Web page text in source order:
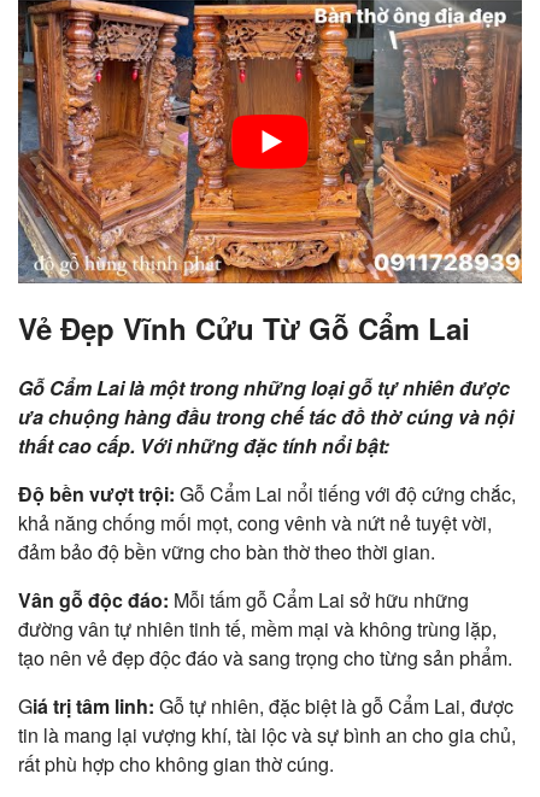
Vẻ Đẹp Vĩnh Cửu Từ Gỗ Cẩm Lai
Gỗ Cẩm Lai là một trong những loại gỗ tự nhiên được
ưa chuộng hàng đầu trong chế tác đồ thờ cúng và nội
thất cao cấp. Với những đặc tính nổi bật:
Độ bền vượt trội: Gỗ Cẩm Lai nổi tiếng với độ cứng chắc,
khả năng chống mối mọt, cong vênh và nứt nẻ tuyệt vời,
đảm bảo độ bền vững cho bàn thờ theo thời gian.
Vân gỗ độc đáo: Mỗi tấm gỗ Cẩm Lai sở hữu những
đường vân tự nhiên tinh tế, mềm mại và không trùng lặp,
tạo nên vẻ đẹp độc đáo và sang trọng cho từng sản phẩm.
Giá trị tâm linh: Gỗ tự nhiên, đặc biệt là gỗ Cẩm Lai, được
tin là mang lại vượng khí, tài lộc và sự bình an cho gia chủ,
rất phù hợp cho không gian thờ cúng.